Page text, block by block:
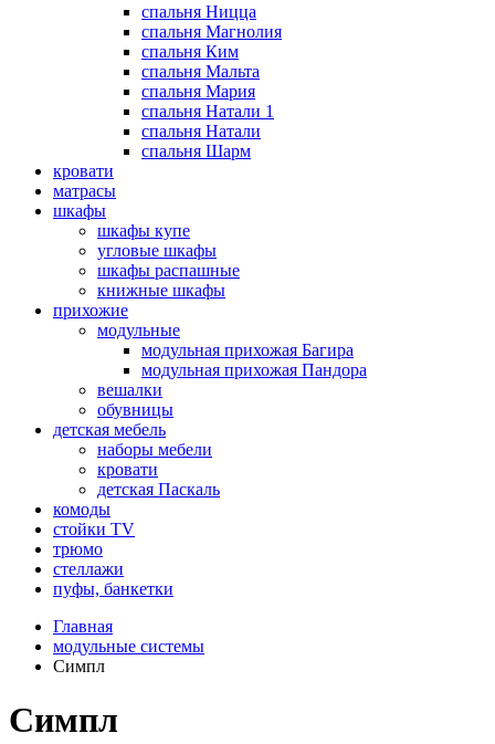
спальня Ницца
спальня Магнолия
спальня Ким
спальня Мальта
спальня Мария
спальня Натали 1
спальня Натали
спальня Шарм
кровати
матрасы
шкафы
шкафы купе
угловые шкафы
шкафы распашные
книжные шкафы
прихожие
модульные
модульная прихожая Багира
модульная прихожая Пандора
вешалки
обувницы
детская мебель
наборы мебели
кровати
детская Паскаль
комоды
стойки TV
трюмо
стеллажи
пуфы, банкетки
Главная
модульные системы
Симпл
Симпл